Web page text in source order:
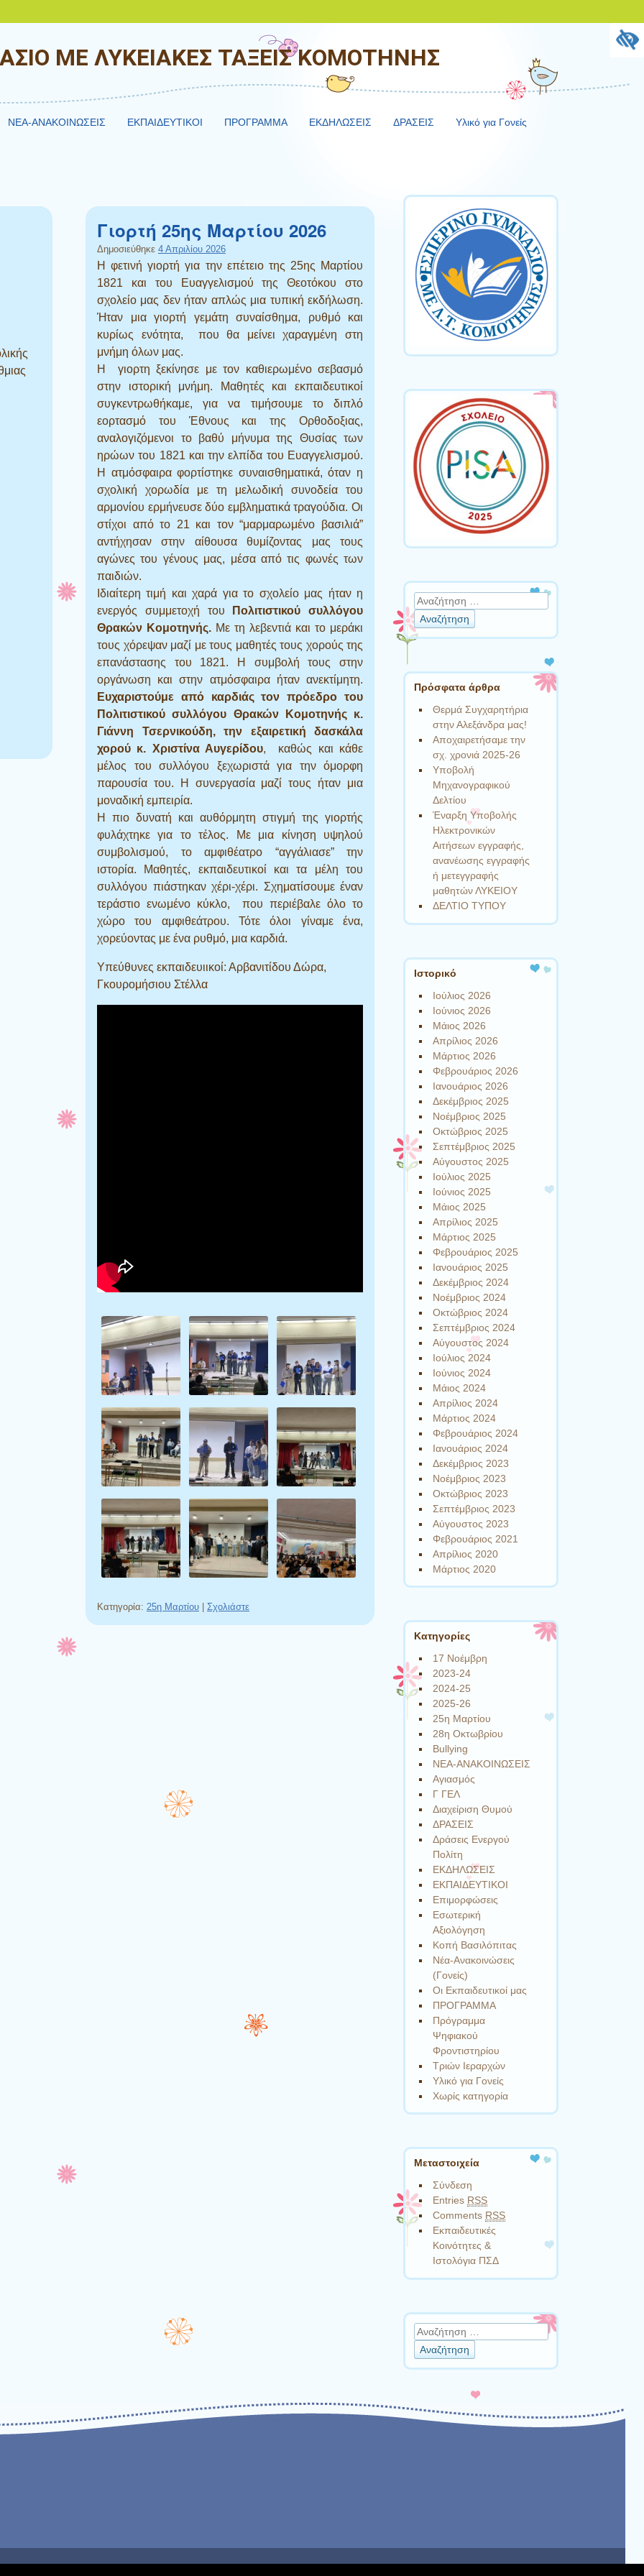
ΜΕ ΛΥΚΕΙΑΚΕΣ ΤΑΞΕΙΣ ΚΟΜΟΤΗΝΗΣ
NEA-ΑΝΑΚΟΙΝΩΣΕΙΣ ΕΚΠΑΙΔΕΥΤΙΚΟΙ ΠΡΟΓΡΑΜΜΑ ΕΚΔΗΛΩΣΕΙΣ ΔΡΑΣΕΙΣ
Υλικό για Γονείς
Γιορτή 25ης Μαρτίου 2026
Δημοσιεύθηκε 4 Απριλίου 2026
Η φετινή γιορτή για την επέτειο της 25ης Μαρτίου
1821 και του Ευαγγελισμού της Θεοτόκου στο
σχολείο μας δεν ήταν απλώς μια τυπική εκδήλωση.
Ήταν μια γιορτή γεμάτη συναίσθημα, ρυθμό και
κυρίως ενότητα, που θα μείνει χαραγμένη στη
μνήμη όλων μας.
Η γιορτη ξεκίνησε με τον καθιερωμένο σεβασμό
στην ιστορική μνήμη. Μαθητές και εκπαιδευτικοί
συγκεντρωθήκαμε, για να τιμήσουμε το διπλό
εορτασμό του Έθνους και της Ορθοδοξιας,
αναλογιζόμενοι το βαθύ μήνυμα της Θυσίας των
ηρώων του 1821 και την ελπίδα του Ευαγγελισμού.
Η ατμόσφαιρα φορτίστηκε συναισθηματικά, όταν η
σχολική χορωδία με τη μελωδική συνοδεία του
αρμονίου ερμήνευσε δύο εμβληματικά τραγούδια. Οι
στίχοι από το 21 και τον “μαρμαρωμένο βασιλιά”
αντήχησαν στην αίθουσα θυμίζοντας μας τους
αγώνες του γένους μας, μέσα από τις φωνές των
παιδιών.
Ιδιαίτερη τιμή και χαρά για το σχολείο μας ήταν η
ενεργός συμμετοχή του
Πολιτιστικού συλλόγου
Θρακών Κομοτηνής. Με τη λεβεντιά και το μεράκι
τους χόρεψαν μαζί με τους μαθητές τους χορούς της
επανάστασης του 1821. Η συμβολή τους στην
οργάνωση και στην ατμόσφαιρα ήταν ανεκτίμητη.
Ευχαριστούμε από καρδιάς τον πρόεδρο του
Πολιτιστικού συλλόγου Θρακών Κομοτηνής κ.
Γιάννη Τσερνικούδη, την εξαιρετική δασκάλα
χορού κ. Χριστίνα Αυγερίδου, καθώς και κάθε
μέλος του συλλόγου ξεχωριστά για την όμορφη
παρουσία του. Η συνεργασία μαζί τους ήταν μια
μοναδική εμπειρία.
Η πιο δυνατή και αυθόρμητη στιγμή της γιορτής
φυλάχτηκε για το τέλος. Με μια κίνηση υψηλού
συμβολισμού, το αμφιθέατρο “αγγάλιασε” την
ιστορία. Μαθητές, εκπαιδευτικοί και τα μέλη του
συλλόγου πιάστηκαν χέρι-χέρι. Σχηματίσουμε έναν
τεράστιο ενωμένο κύκλο, που περιέβαλε όλο το
χώρο του αμφιθεάτρου. Τότε όλοι γίναμε ένα,
χορεύοντας με ένα ρυθμό, μια καρδιά.
Υπεύθυνες εκπαιδευιικοί: Αρβανιτίδου Δώρα,
Γκουρομήσιου Στέλλα
Κατηγορία: 25η Μαρτίου | Σχολιάστε
Αναζήτηση
Πρόσφατα άρθρα
Θερμά Συγχαρητήρια
στην Αλεξάνδρα μας!
Αποχαιρετήσαμε την
σχ. χρονιά 2025-26
Υποβολή
Μηχανογραφικού
Δελτίου
Έναρξη Υποβολής
Ηλεκτρονικών
Αιτήσεων εγγραφής,
ανανέωσης εγγραφής
ή μετεγγραφής
μαθητών ΛΥΚΕΙΟΥ
ΔΕΛΤΙΟ ΤΥΠΟΥ
Ιστορικό
Ιούλιος 2026
Ιούνιος 2026
Μάιος 2026
Απρίλιος 2026
Μάρτιος 2026
Φεβρουάριος 2026
Ιανουάριος 2026
Δεκέμβριος 2025
Νοέμβριος 2025
Οκτώβριος 2025
Σεπτέμβριος 2025
Αύγουστος 2025
Ιούλιος 2025
Ιούνιος 2025
Μάιος 2025
Απρίλιος 2025
Μάρτιος 2025
Φεβρουάριος 2025
Ιανουάριος 2025
Δεκέμβριος 2024
Νοέμβριος 2024
Οκτώβριος 2024
Σεπτέμβριος 2024
Αύγουστος 2024
Ιούλιος 2024
Ιούνιος 2024
Μάιος 2024
Απρίλιος 2024
Μάρτιος 2024
Φεβρουάριος 2024
Ιανουάριος 2024
Δεκέμβριος 2023
Νοέμβριος 2023
Οκτώβριος 2023
Σεπτέμβριος 2023
Αύγουστος 2023
Φεβρουάριος 2021
Απρίλιος 2020
Μάρτιος 2020
Kατηγορίες
17 Νοέμβρη
2023-24
2024-25
2025-26
25η Μαρτίου
28η Οκτωβρίου
Bullying
NEA-ΑΝΑΚΟΙΝΩΣΕΙΣ
Αγιασμός
Γ ΓΕΛ
Διαχείριση Θυμού
ΔΡΑΣΕΙΣ
Δράσεις Ενεργού
Πολίτη
ΕΚΔΗΛΩΣΕΙΣ
ΕΚΠΑΙΔΕΥΤΙΚΟΙ
Επιμορφώσεις
Εσωτερική
Αξιολόγηση
Κοπή Βασιλόπιτας
Νέα-Ανακοινώσεις
(Γονείς)
Οι Εκπαιδευτικοί μας
ΠΡΟΓΡΑΜΜΑ
Πρόγραμμα
Ψηφιακού
Φροντιστηρίου
Τριών Ιεραρχών
Υλικό για Γονείς
Χωρίς κατηγορία
Μεταστοιχεία
Σύνδεση
Entries RSS
Comments RSS
Εκπαιδευτικές
Κοινότητες &
Ιστολόγια ΠΣΔ
Αναζήτηση